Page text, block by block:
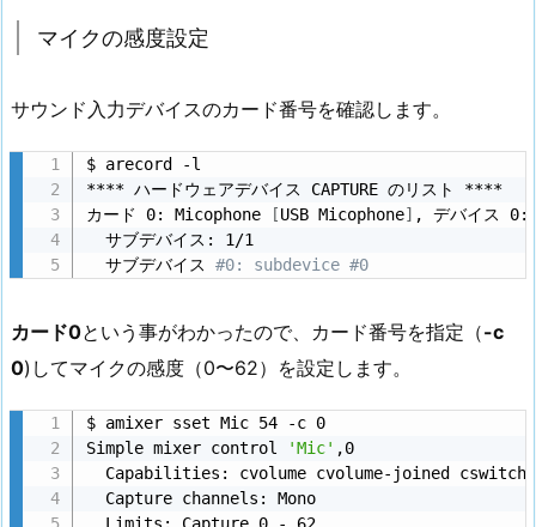
マイクの感度設定
サウンド入力デバイスのカード番号を確認します。
$ arecord -l
**** ハードウェアデバイス CAPTURE のリスト ****
カード 0: Micophone
[USB Micophone] , デバイス
  サブデバイス: 1/1
  サブデバイス
#0: subdevice #0
カード0という事がわかったので、カード番号を指定（-c
0)してマイクの感度（0〜62）を設定します。
$ amixer sset Mic 54 -c 0
Simple mixer control
'Mic' ,0
Capabilities: cvolume cvolume-joined cswitch
  Capture channels: Mono